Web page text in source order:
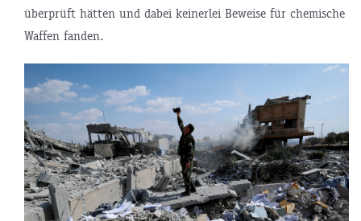
überprüft hätten und dabei keinerlei Beweise für chemische
Waffen fanden.